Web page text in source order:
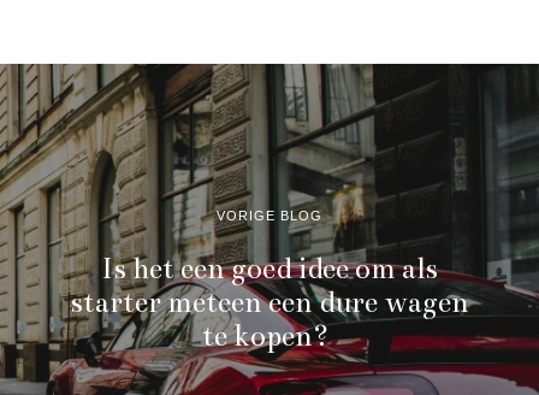
VORIGE BLOG
Is het een goed idee om als
starter meteen een dure wagen
te kopen?